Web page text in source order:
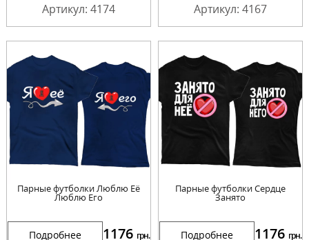
Артикул: 4174 Артикул: 4167
Парные футболки Люблю Её
Люблю Его
Подробнее 1176 грн.
Парные футболки Сердце
Занято
Подробнее 1176 грн.